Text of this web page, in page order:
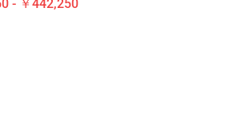
- ￥442,250